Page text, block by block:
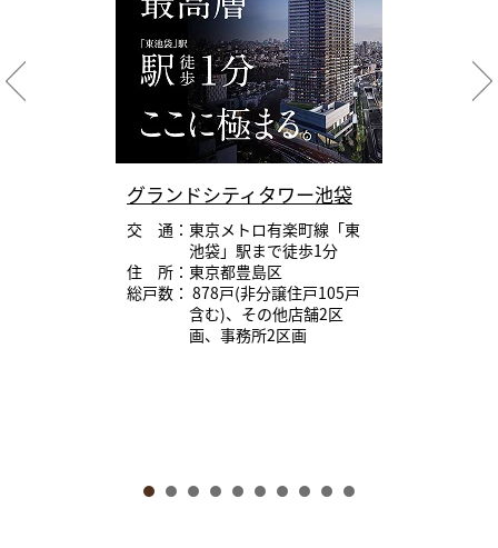
グランドシティタワー池袋
交 通：東京メトロ有楽町線「東
池袋」駅まで徒歩1分
住 所：東京都豊島区
総戸数： 878戸(非分譲住戸105戸
含む)、その他店舗2区
画、事務所2区画